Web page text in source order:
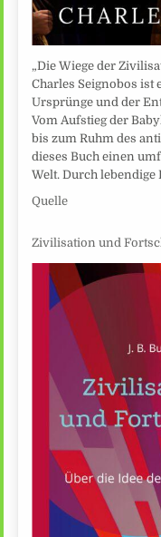
„Die Wiege der
Charles Seignobos
Ursprünge und der
Vom Aufstieg der
bis zum Ruhm des
dieses Buch einen
Welt. Durch
Quelle
Zivilisation und